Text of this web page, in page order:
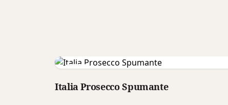
Voga
Italia Prosecco Spumante